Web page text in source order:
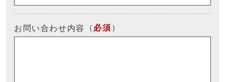
お問い合わせ内容 （ 必須 ）